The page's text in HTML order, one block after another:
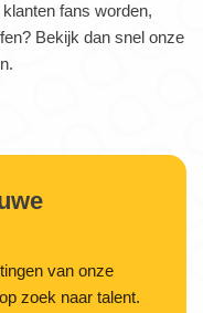
fans worden,
Bekijk dan snel onze
van onze
zoek naar talent.